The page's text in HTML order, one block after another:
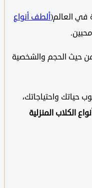
ألطف أنواع
الحجم والشخصية
واحتياجاتك،
المنزلية